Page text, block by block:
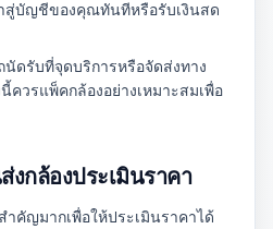
สู่บัญชีของคุณทันทีหรือรับเงินสด
นัดรับที่จุดบริการหรือจัดส่งทาง
วรแพ็คกล้องอย่างเหมาะสมเพื่อ
งกล้องประเมินราคา
ำคัญมากเพื่อให้ประเมินราคาได้